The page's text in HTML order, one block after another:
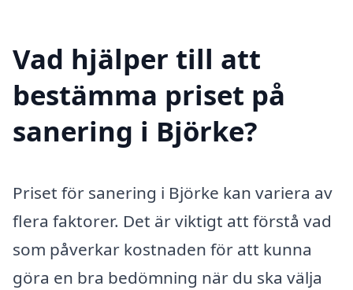
Vad hjälper till att
bestämma priset på
sanering i Björke?
Priset för sanering i Björke kan variera av
flera faktorer. Det är viktigt att förstå vad
som påverkar kostnaden för att kunna
göra en bra bedömning när du ska välja